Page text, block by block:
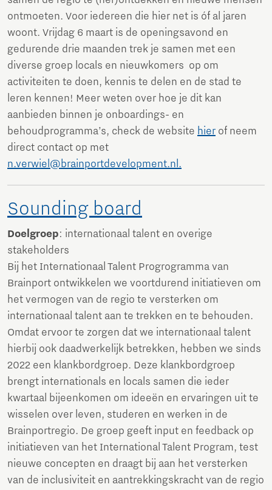
ontmoeten. Voor iedereen die hier net is óf al jaren
woont. Vrijdag 6 maart is de openingsavond en
gedurende drie maanden trek je samen met een
diverse groep locals en nieuwkomers op om
activiteiten te doen, kennis te delen en de stad te
leren kennen! Meer weten over hoe je dit kan
aanbieden binnen je onboardings- en
behoudprogramma’s, check de website hier of neem
direct contact op met
n.verwiel@brainportdevelopment.nl.
Sounding board
Doelgroep: internationaal talent en overige
stakeholders
Bij het Internationaal Talent Progrogramma van
Brainport ontwikkelen we voortdurend initiatieven om
het vermogen van de regio te versterken om
internationaal talent aan te trekken en te behouden.
Omdat ervoor te zorgen dat we internationaal talent
hierbij ook daadwerkelijk betrekken, hebben we sinds
2022 een klankbordgroep. Deze klankbordgroep
brengt internationals en locals samen die ieder
kwartaal bijeenkomen om ideeën en ervaringen uit te
wisselen over leven, studeren en werken in de
Brainportregio. De groep geeft input en feedback op
initiatieven van het International Talent Program, test
nieuwe concepten en draagt bij aan het versterken
van de inclusiviteit en aantrekkingskracht van de regio